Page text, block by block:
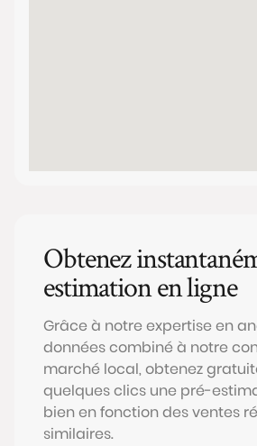
Obtenez
estimation en ligne
Grâce à notre expertise en
données combiné à notre
marché local, obtenez
quelques clics une pré-
bien en fonction des ventes
similaires.